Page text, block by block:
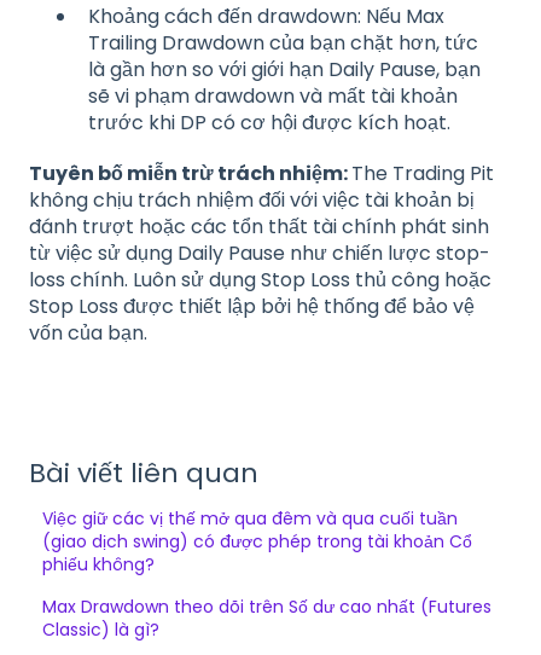
Khoảng cách đến drawdown: Nếu Max
Trailing Drawdown của bạn chặt hơn, tức
là gần hơn so với giới hạn Daily Pause, bạn
sẽ vi phạm drawdown và mất tài khoản
trước khi DP có cơ hội được kích hoạt.
Tuyên bố miễn trừ trách nhiệm:The Trading Pit
không chịu trách nhiệm đối với việc tài khoản bị
đánh trượt hoặc các tổn thất tài chính phát sinh
từ việc sử dụng Daily Pause như chiến lược stop-
loss chính. Luôn sử dụng Stop Loss thủ công hoặc
Stop Loss được thiết lập bởi hệ thống để bảo vệ
vốn của bạn.
Bài viết liên quan
Việc giữ các vị thế mở qua đêm và qua cuối tuần
(giao dịch swing) có được phép trong tài khoản Cổ
phiếu không?
Max Drawdown theo dõi trên Số dư cao nhất (Futures
Classic) là gì?